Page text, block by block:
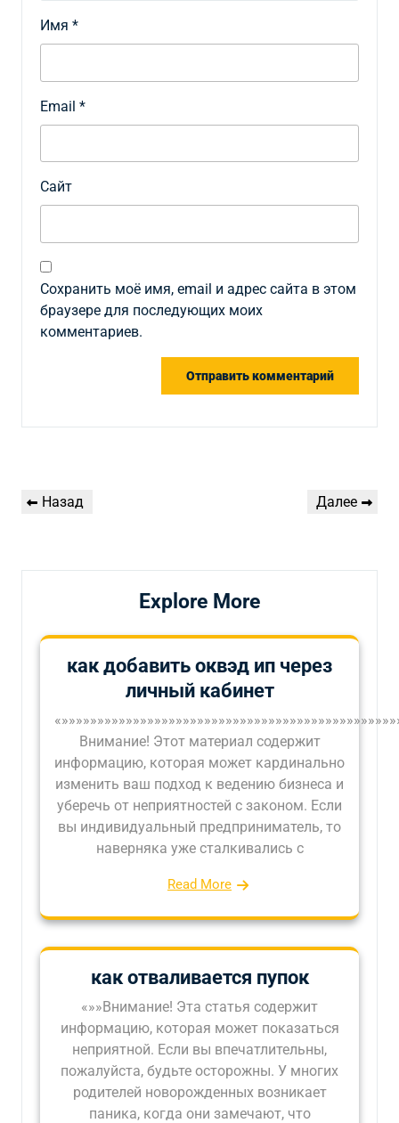
Имя *
Email *
Сайт
Сохранить моё имя, email и адрес сайта в этом
браузере для последующих моих
комментариев.
по
Предыдущая
Назад
Следующая
Далее
Explore More
как добавить оквэд ип через
личный кабинет
Внимание! Этот материал содержит
информацию, которая может кардинально
изменить ваш подход к ведению бизнеса и
уберечь от неприятностей с законом. Если
вы индивидуальный предприниматель, то
наверняка уже сталкивались с
Read More
как отваливается пупок
«»»Внимание! Эта статья содержит
информацию, которая может показаться
неприятной. Если вы впечатлительны,
пожалуйста, будьте осторожны. У многих
родителей новорожденных возникает
паника, когда они замечают, что